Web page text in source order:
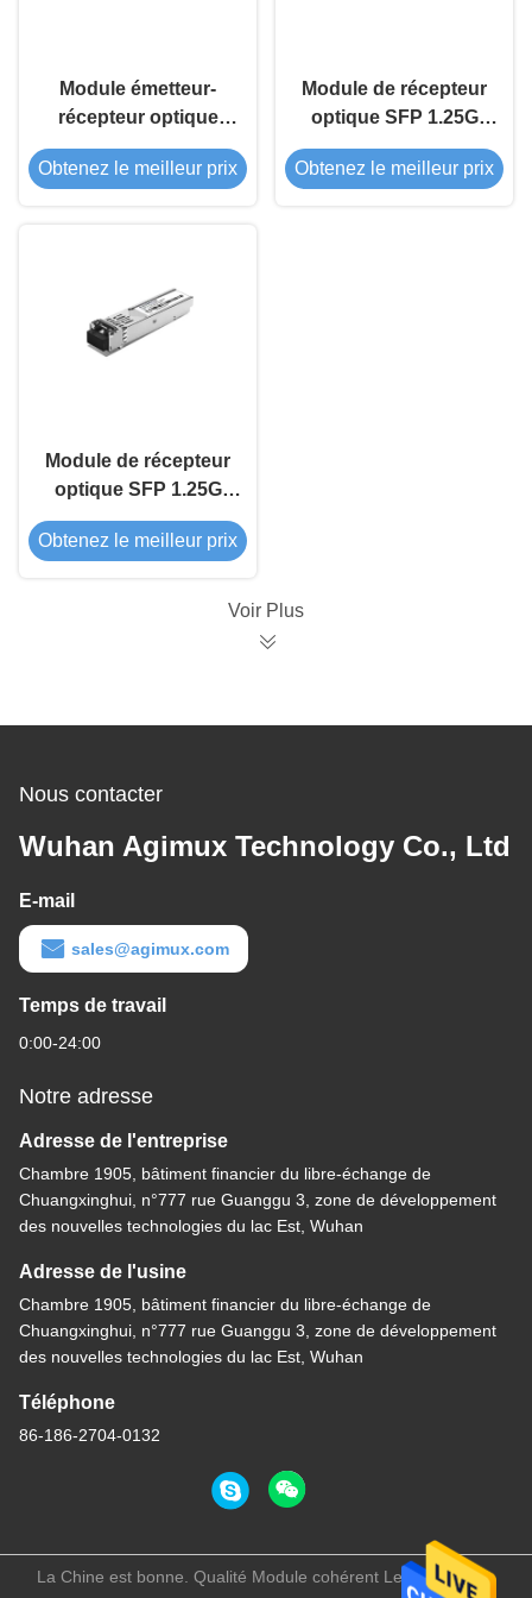
Module émetteur-
récepteur optique
SFP 1.25G 1310nm
40Km
Obtenez le meilleur prix
Module de récepteur
optique SFP 1.25G
1310nm 10km
Obtenez le meilleur prix
Module de récepteur
optique SFP 1.25G
850nm 500m
Obtenez le meilleur prix
Voir Plus
Nous contacter
Wuhan Agimux Technology Co., Ltd
E-mail
sales@agimux.com
Temps de travail
0:00-24:00
Notre adresse
Adresse de l'entreprise
Chambre 1905, bâtiment financier du libre-échange de
Chuangxinghui, n°777 rue Guanggu 3, zone de développement
des nouvelles technologies du lac Est, Wuhan
Adresse de l'usine
Chambre 1905, bâtiment financier du libre-échange de
Chuangxinghui, n°777 rue Guanggu 3, zone de développement
des nouvelles technologies du lac Est, Wuhan
Téléphone
86-186-2704-0132
La Chine est bonne. Qualité Module cohérent Le fournisseur.